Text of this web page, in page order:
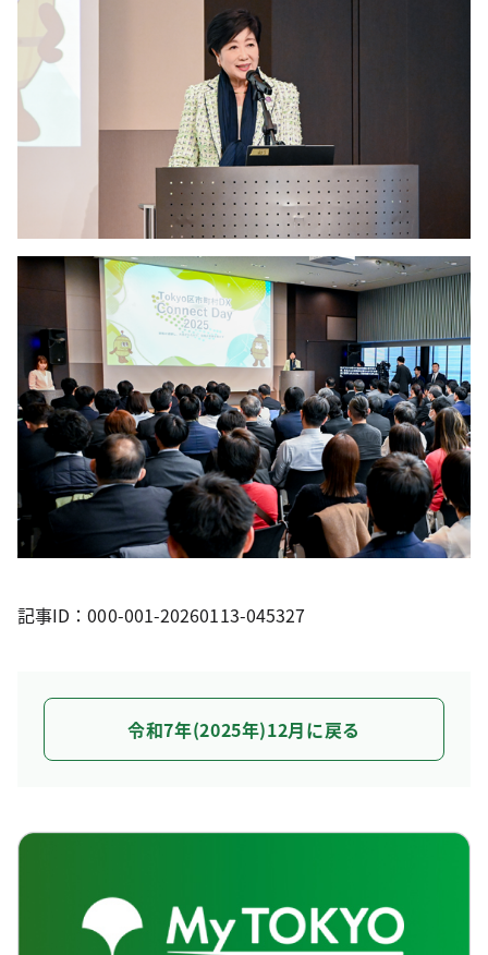
記事ID：000-001-20260113-045327
令和7年(2025年)12月に戻る